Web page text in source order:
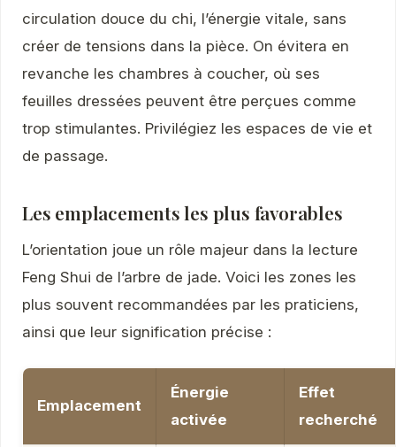
circulation douce du chi, l’énergie vitale, sans
créer de tensions dans la pièce. On évitera en
revanche les chambres à coucher, où ses
feuilles dressées peuvent être perçues comme
trop stimulantes. Privilégiez les espaces de vie et
de passage.
Les emplacements les plus favorables
L’orientation joue un rôle majeur dans la lecture
Feng Shui de l’arbre de jade. Voici les zones les
plus souvent recommandées par les praticiens,
ainsi que leur signification précise :
Emplacement
Énergie
activée
Effet
recherché